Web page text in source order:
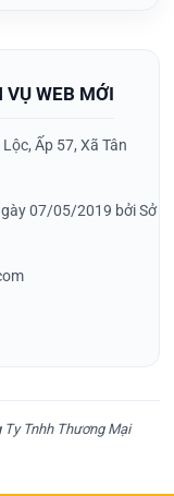
WEB MỚI
Ấp 57, Xã Tân
07/05/2019 bởi Sở
Ty Tnhh Thương Mại